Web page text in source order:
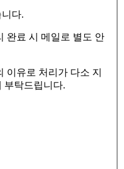
다.
완료 시 메일로 별도 안
이유로 처리가 다소 지
부탁드립니다.